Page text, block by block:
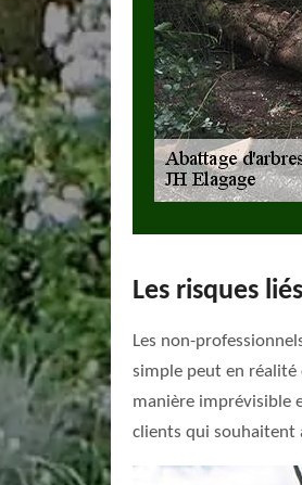
Les risques
Les non-
simple peut en réalité
manière imprévisible
clients qui souhaitent